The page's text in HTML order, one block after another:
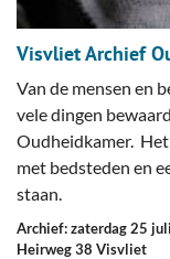
Visvliet Archief
Van de mensen en
vele dingen
Oudheidkamer. Het
met bedsteden en
staan.
Archief: zaterdag 25
Heirweg 38 Visvliet